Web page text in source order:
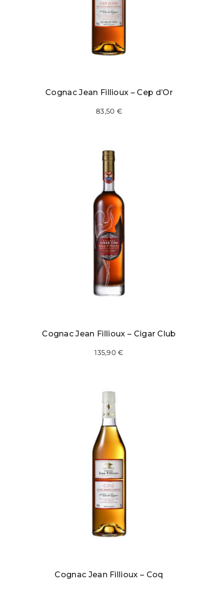
Cognac Jean Fillioux – Cep d’Or
83,50 €
Cognac Jean Fillioux – Cigar Club
135,90€
Cognac Jean Fillioux – Coq